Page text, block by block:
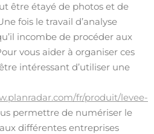
être étayé de photos et de
fois le travail d’analyse
incombe de procéder aux
vous aider à organiser ces
intéressant d’utiliser une
fr/produit/levee-
permettre de numériser le
différentes entreprises